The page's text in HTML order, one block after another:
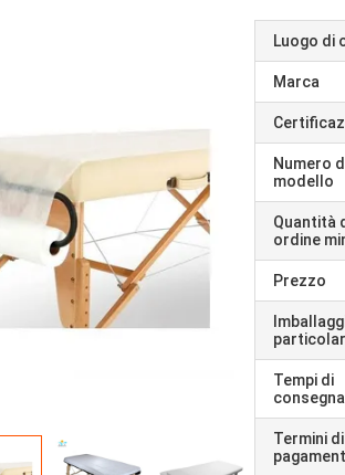
Luogo di
Marca
Numero
modello
Quantità
ordine
Prezzo
Tempi di
consegna
Termini di